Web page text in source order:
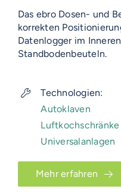
Das ebro Dosen- und
korrekten
Datenlogger im
Standbodenbeuteln.
Technologien:
Autoklaven
Luftkochschränke
Universalanlagen
Mehr erfahren